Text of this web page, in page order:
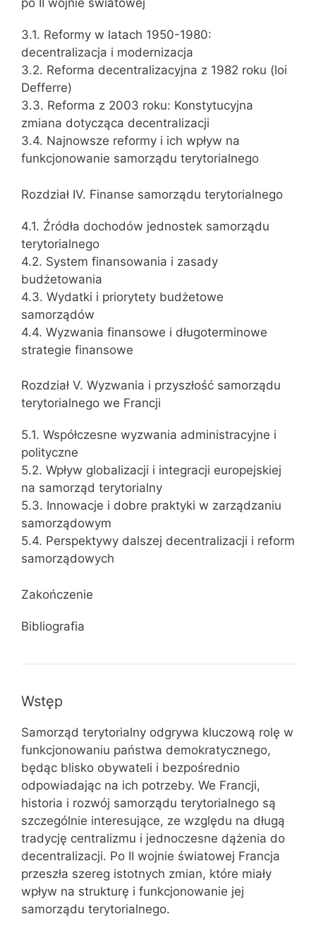
po II wojnie światowej
3.1. Reformy w latach 1950-1980:
decentralizacja i modernizacja
3.2. Reforma decentralizacyjna z 1982 roku (loi
Defferre)
3.3. Reforma z 2003 roku: Konstytucyjna
zmiana dotycząca decentralizacji
3.4. Najnowsze reformy i ich wpływ na
funkcjonowanie samorządu terytorialnego
Rozdział IV. Finanse samorządu terytorialnego
4.1. Źródła dochodów jednostek samorządu
terytorialnego
4.2. System finansowania i zasady
budżetowania
4.3. Wydatki i priorytety budżetowe
samorządów
4.4. Wyzwania finansowe i długoterminowe
strategie finansowe
Rozdział V. Wyzwania i przyszłość samorządu
terytorialnego we Francji
5.1. Współczesne wyzwania administracyjne i
polityczne
5.2. Wpływ globalizacji i integracji europejskiej
na samorząd terytorialny
5.3. Innowacje i dobre praktyki w zarządzaniu
samorządowym
5.4. Perspektywy dalszej decentralizacji i reform
samorządowych
Zakończenie
Bibliografia
Wstęp
Samorząd terytorialny odgrywa kluczową rolę w
funkcjonowaniu państwa demokratycznego,
będąc blisko obywateli i bezpośrednio
odpowiadając na ich potrzeby. We Francji,
historia i rozwój samorządu terytorialnego są
szczególnie interesujące, ze względu na długą
tradycję centralizmu i jednoczesne dążenia do
decentralizacji. Po II wojnie światowej Francja
przeszła szereg istotnych zmian, które miały
wpływ na strukturę i funkcjonowanie jej
samorządu terytorialnego.